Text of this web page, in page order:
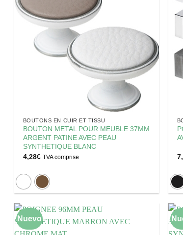
BOUTONS EN CUIR ET TISSU
BOUTON METAL POUR MEUBLE 37MM
ARGENT PATINE AVEC PEAU
SYNTHETIQUE BLANC
4,28€ TVA comprise
Nuevo